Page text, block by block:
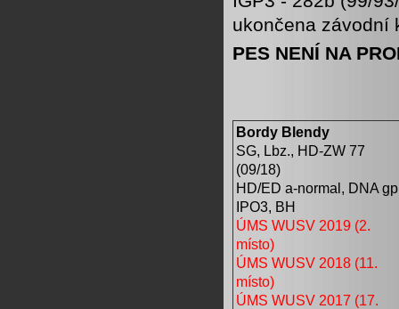
ukončena závodní
PES NENÍ NA
Bordy Blendy
SG, Lbz., HD-ZW 77
(09/18)
HD/ED a-normal, DNA
IPO3, BH
ÚMS WUSV 2019 (2.
místo)
ÚMS WUSV 2018 (11.
místo)
ÚMS WUSV 2017 (17.